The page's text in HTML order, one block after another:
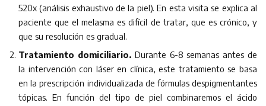
520x (análisis exhaustivo de la piel). En esta visita se explica al
paciente que el melasma es difícil de tratar, que es crónico, y
que su resolución es gradual.
Tratamiento domiciliario.Durante 6-8 semanas antes de
la intervención con láser en clínica, este tratamiento se basa
en la prescripción individualizada de fórmulas despigmentantes
tópicas. En función del tipo de piel combinaremos el ácido